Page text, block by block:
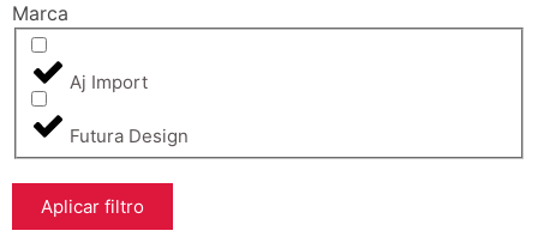
Marca
Aj Import
Futura Design
Aplicar filtro